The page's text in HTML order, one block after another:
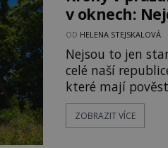
v oknech:
budí hrůzu
OD HELENA STEJSKALOVÁ
Nejsou to jen
celé naší
které mají
ozývají
podivné jevy. Zatímco historici většinou hledají
ZOBRAZIT VÍCE